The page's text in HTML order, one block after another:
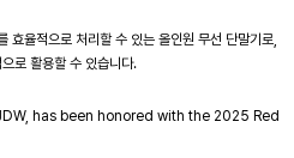
율적으로 처리할 수 있는 올인원 무선 단말기로,
로 활용할 수 있습니다.
has been honored with the 2025 Red